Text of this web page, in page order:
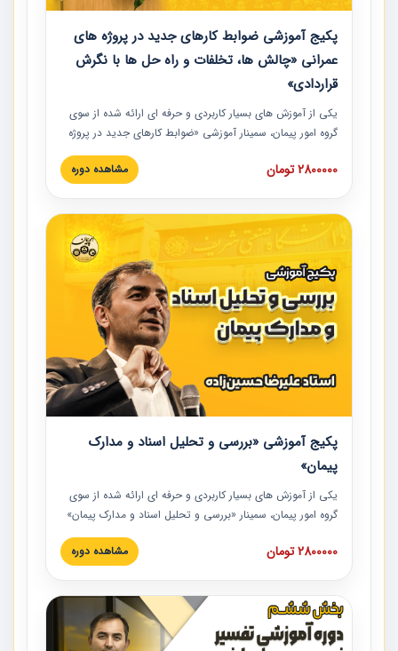
پکیج آموزشی ضوابط کارهای جدید در پروژه های
عمرانی «چالش ها، تخلفات و راه حل ها با نگرش
قراردادی»
یکی از آموزش‏‏‏‏‏‏ های بسیار کاربردی و حرفه‏ ای ارائه شده از سوی
گروه امور پیمان، سمینار آموزشی «ضوابط کارهای جدید در پروژه
های عمرانی» چالش ها، تخلفات و راه حل ها با نگرش قراردادی
است که در محل سندیکای شرکت های ساختمانی کشور ارائه شد.
مدارک پیمان به همراه تجربیات عملی ارائه شده است.
2800000 تومان مشاهده دوره
پکیج آموزشی «بررسی و تحلیل اسناد و مدارک
پیمان»
یکی از آموزش‏‏‏‏‏‏ های بسیار کاربردی و حرفه‏ ای ارائه شده از سوی
گروه امور پیمان، سمینار «بررسی و تحلیل اسناد و مدارک پیمان»
است که در دانشگاه صنعتی شریف ارائه شد. در این آموزش
نکات کلیدی مربوط به اسناد و مدارک پیمان، اولویت بندی اسناد
پیمان به همراه تجربیات عملی در این خصوص ارائه شده است.
2800000 تومان مشاهده دوره